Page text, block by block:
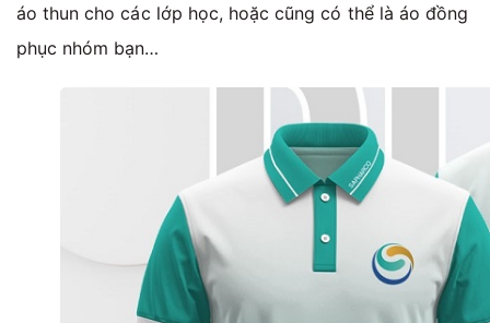
áo thun cho các lớp học, hoặc cũng có thể là áo đồng
phục nhóm bạn…